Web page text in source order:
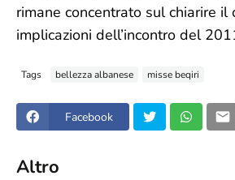
rimane concentrato sul chiarire il
implicazioni dell’incontro del
Tags bellezza albanese misse beqiri
Facebook
Altro